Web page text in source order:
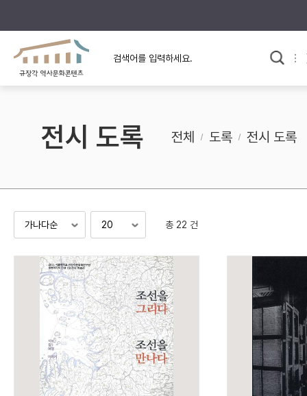
규장각의 어제와 오늘
규장각 소개영상
사료와 문학으로 본
고대
조선 후기
검색 연산자 사용안내
연산자
AND 정조 AND 정약용
“정조”와 “정약
색
OR 정조 OR 정약용 “정조” 또는 “
전시 도록 전체 도록 전시 도록
총 22 건